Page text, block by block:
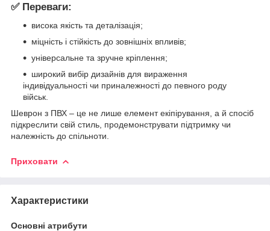
✅ Переваги:
висока якість та деталізація;
міцність і стійкість до зовнішніх впливів;
універсальне та зручне кріплення;
широкий вибір дизайнів для вираження
індивідуальності чи приналежності до певного роду
військ.
Шеврон з ПВХ – це не лише елемент екіпірування, а й спосіб
підкреслити свій стиль, продемонструвати підтримку чи
належність до спільноти.
Приховати
Характеристики
Основні атрибути